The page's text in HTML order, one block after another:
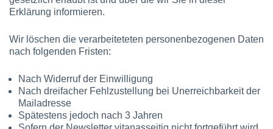
Erklärung informieren.
Wir löschen die verarbeiteteten personenbezogenen Daten
nach folgenden Fristen:
Nach Widerruf der Einwilligung
Nach dreifacher Fehlzustellung bei Unerreichbarkeit der
Mailadresse
Spätestens jedoch nach 3 Jahren